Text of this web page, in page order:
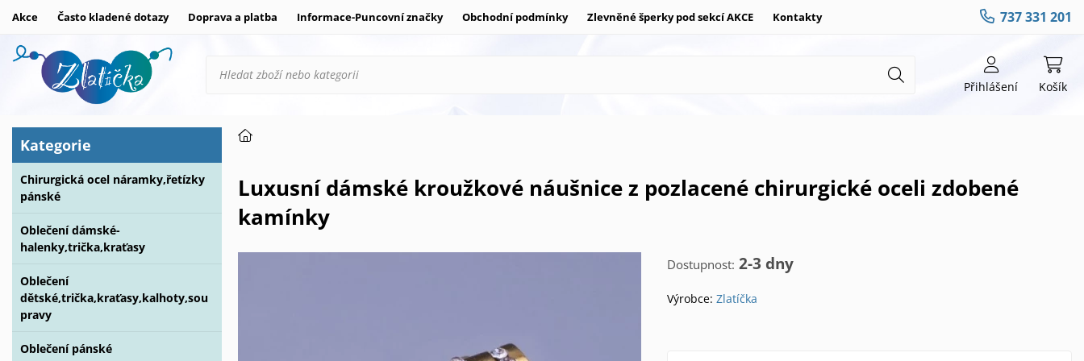
Akce Často kladené dotazy Doprava a platba Informace-Puncovní značky Obchodní podmínky Zlevněné šperky pod sekcí AKCE Kontakty 737 331 201
Přihlášení Košík
Kategorie
Chirurgická ocel náramky,řetízky
pánské
Oblečení dámské-
halenky,trička,kraťasy
Oblečení
dětské,trička,kraťasy,kalhoty,sou
pravy
Oblečení pánské
Luxusní dámské kroužkové náušnice z pozlacené chirurgické oceli zdobené
kamínky
Dostupnost: 2-3 dny
Výrobce: Zlatíčka